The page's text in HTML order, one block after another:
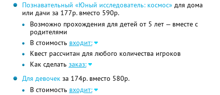
Познавательный «Юный исследователь: космос» для дома
или дачи за 177р. вместо 590р.
Возможно прохождения для детей от 5 лет — вместе с
родителями
В стоимость входит:
Квест рассчитан для любого количества игроков
Как сделать заказ:
Для девочекза 174р. вместо 580р.
В стоимость входит: